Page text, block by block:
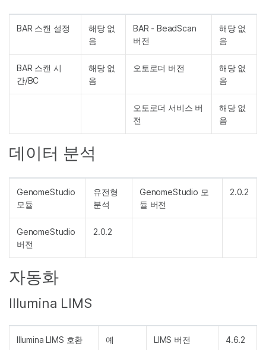
BAR 스캔 설정
해당 없
음
BAR - BeadScan
버전
해당 없
음
BAR 스캔 시
간/BC
해당 없
음
오토로더 버전
해당 없
음
오토로더 서비스 버
전
해당 없
음
데이터 분석
GenomeStudio
모듈
유전형
분석
GenomeStudio 모
듈 버전
2.0.2
GenomeStudio
버전
2.0.2
자동화
Illumina LIMS
Illumina LIMS 호환 예 LIMS 버전 4.6.2